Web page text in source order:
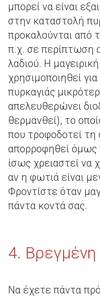
μπορεί να είναι
στην καταστολή
προκαλούνται από
π.χ. σε περίπτωση
λαδιού. Η
χρησιμοποιηθεί
πυρκαγιάς
απελευθερώνει
θερμανθεί), το
που τροφοδοτεί τη
απορροφηθεί όμως
ίσως χρειαστεί να
αν η φωτιά είναι
Φροντίστε όταν
πάντα κοντά σας.
4.
Να έχετε πάντα